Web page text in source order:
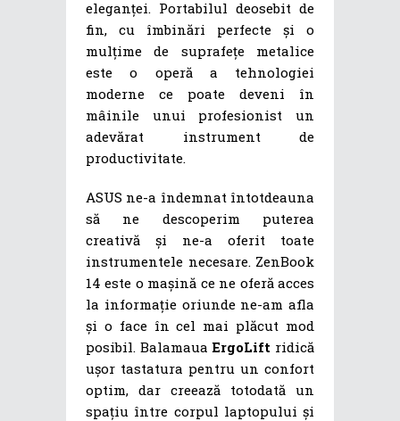
eleganței. Portabilul deosebit de
fin, cu îmbinări perfecte și o
mulțime de suprafețe metalice
este o operă a tehnologiei
moderne ce poate deveni în
mâinile unui profesionist un
adevărat instrument de
productivitate.
ASUS ne-a îndemnat întotdeauna
să ne descoperim puterea
creativă și ne-a oferit toate
instrumentele necesare. ZenBook
14 este o mașină ce ne oferă acces
la informație oriunde ne-am afla
și o face în cel mai plăcut mod
posibil. BalamauaErgoLift ridică
ușor tastatura pentru un confort
optim, dar creează totodată un
spațiu între corpul laptopului și